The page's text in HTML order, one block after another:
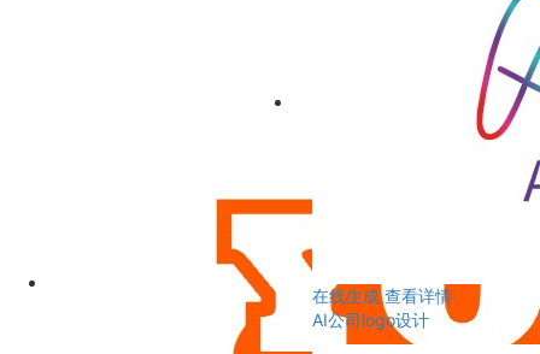
在线生成 查看详情
AI公司logo设计